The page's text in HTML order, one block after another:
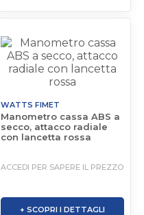
WATTS FIMET
Manometro cassa ABS a
secco, attacco radiale
con lancetta rossa
ACCEDI PER SAPERE IL PREZZO
+ SCOPRI I DETTAGLI